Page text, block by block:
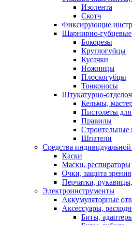
Изолента
Скотч
Фиксирующие
Шарнирно-
Бокорезы
Круглогубцы
Кусачки
Ножницы
Плоскогубцы
Тонконосы
Штукатурно-
Кельмы,
Пистолеты
Правилы
Строительные
Шпатели
Средства
Каски
Маски, респираторы
Очки, защита зрения
Перчатки,
Электроинструменты
Аккумуляторные
Аксессуары,
Биты,